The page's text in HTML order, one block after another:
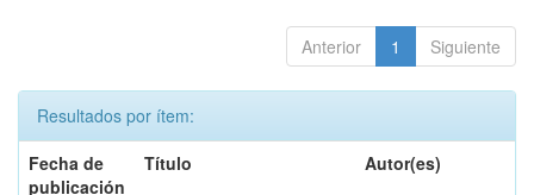
Anterior 1 Siguiente
Resultados por ítem:
Fecha de
publicación
Título Autor(es)